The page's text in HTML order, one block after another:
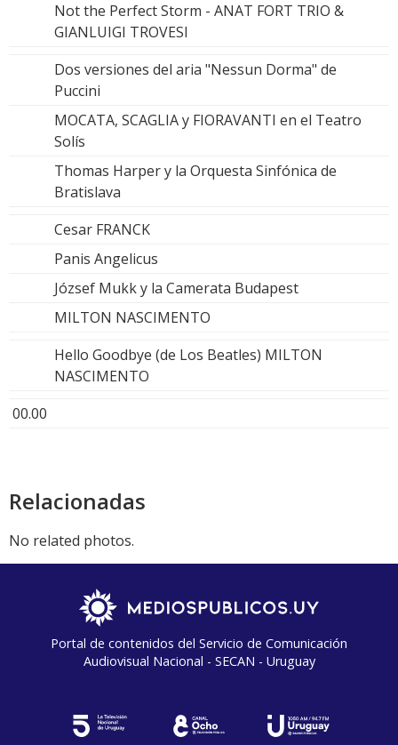
Not the Perfect Storm - ANAT FORT TRIO &
GIANLUIGI TROVESI
Dos versiones del aria "Nessun Dorma" de
Puccini
MOCATA, SCAGLIA y FIORAVANTI en el Teatro
Solís
Thomas Harper y la Orquesta Sinfónica de
Bratislava
Cesar FRANCK
Panis Angelicus
József Mukk y la Camerata Budapest
MILTON NASCIMENTO
Hello Goodbye (de Los Beatles) MILTON
NASCIMENTO
00.00
Relacionadas
No related photos.
Portal de contenidos del Servicio de Comunicación
Audiovisual Nacional - SECAN - Uruguay